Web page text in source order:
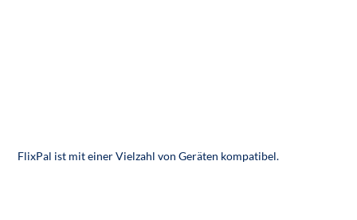
FlixPal ist mit einer Vielzahl von Geräten kompatibel.